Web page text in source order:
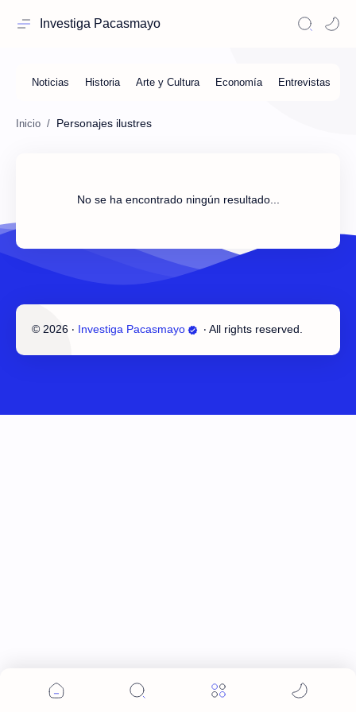
Investiga Pacasmayo
Personajes ilustres
No se ha encontrado ningún resultado...
© 2026 ‧ Investiga Pacasmayo ‧ All rights reserved.